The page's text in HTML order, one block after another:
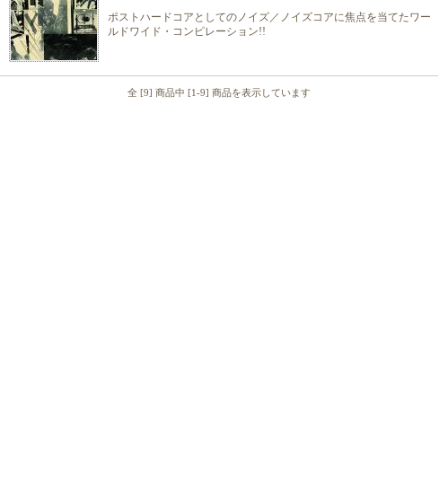
ポストハードコアとしてのノイズ／ノイズコアに焦点を当てたワー
ルドワイド・コンピレーション!!
全 [9] 商品中 [1-9] 商品を表示しています